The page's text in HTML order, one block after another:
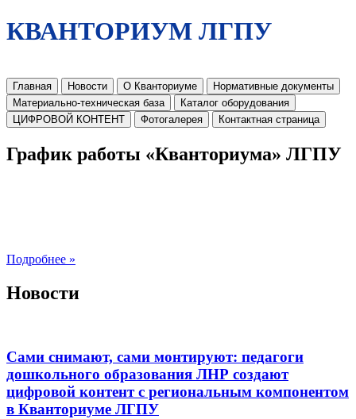
КВАНТОРИУМ ЛГПУ
Главная Новости О Кванториуме
Нормативные документы
Материально-техническая база
Каталог оборудования
ЦИФРОВОЙ КОНТЕНТ
Фотогалерея Контактная страница
График работы «Кванториума» ЛГПУ
Подробнее »
Новости
Сами снимают, сами монтируют: педагоги
дошкольного образования ЛНР создают
цифровой контент с региональным компонентом
в Кванториуме ЛГПУ​